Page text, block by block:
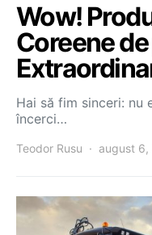
Wow!
Coreene
Hai să fim sinceri: nu
încerci…
Teodor Rusu august 6,